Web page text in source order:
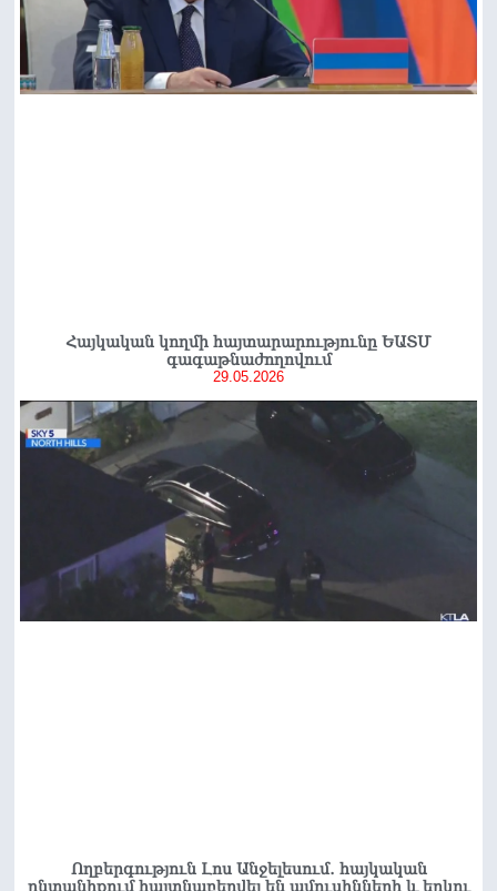
Հայկական կողմի հայտարարությունը ԵԱՏՄ
գագաթնաժողովում
29.05.2026
Ողբերգություն Լոս Անջելեսում․ հայկական
ընտանիքում հայտնաբերվել են ամուսինների և երկու